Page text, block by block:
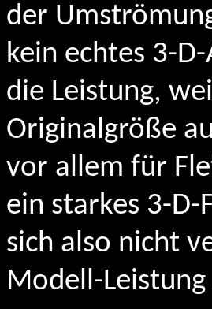
der
kein echtes 3-
die Leistung,
Originalgröße
vor allem für
ein starkes 3-
sich also nicht
Modell-